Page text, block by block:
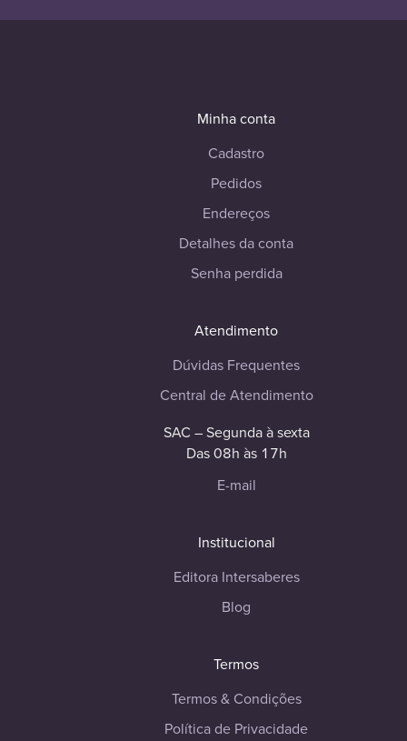
Minha conta
Cadastro
Pedidos
Endereços
Detalhes da conta
Senha perdida
Atendimento
Dúvidas Frequentes
Central de Atendimento
SAC – Segunda à sexta
Das 08h às 17h
E-mail
Institucional
Editora Intersaberes
Blog
Termos
Termos & Condições
Política de Privacidade